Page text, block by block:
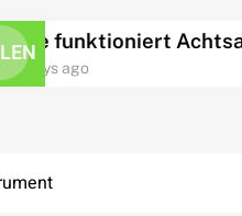
funktioniert
ago